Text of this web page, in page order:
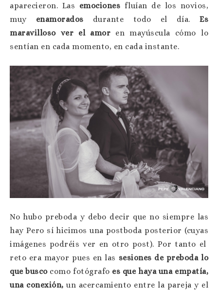
aparecieron. Las emociones fluían de los novios,
muy enamorados durante todo el día.Es
maravilloso ver el amor en mayúscula cómo lo
sentían en cada momento, en cada instante.
No hubo preboda y debo decir que no siempre las
hay Pero sí hicimos una postboda posterior (cuyas
imágenes podréis ver en otro post). Por tanto el
reto era mayor pues en las sesiones de preboda lo
que busco como fotógrafo es que haya una empatía,
una conexión, un acercamiento entre la pareja y el